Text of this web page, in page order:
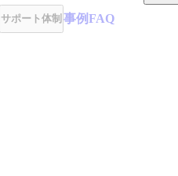
サポート体制 事例FAQ